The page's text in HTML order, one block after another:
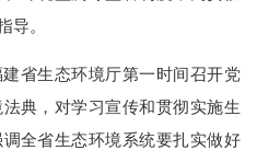
导。
省生态环境厅第一时间召开党
典，对学习宣传和贯彻实施生
全省生态环境系统要扎实做好